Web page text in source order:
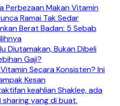
Perbezaan Makan Vitamin
Ramai Tak Sedar
Berat Badan: 5 Sebab
Diutamakan, Bukan Dibeli
Gaji?
Secara Konsisten? Ini
Kesan
keahlian Shaklee, ada
yang di buat.